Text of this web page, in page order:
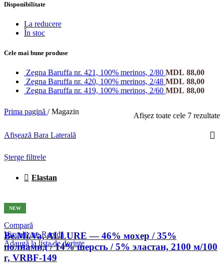
Disponibilitate
La reducere
În stoc
Cele mai bune produse
Zegna Baruffa nr. 421, 100% merinos, 2/80 MDL 88,00
Zegna Baruffa nr. 420, 100% merinos, 2/48 MDL 88,00
Zegna Baruffa nr. 419, 100% merinos, 2/60 MDL 88,00
Prima pagină / Magazin Afișez toate cele 7 rezultate
Afișează Bara Laterală
Șterge filtrele
Elastan
NEW
Compară
Vizualizare Rapidă
Adaugă la lista de dorințe
Be.Mi.Va, ALLURE — 46% мохер / 35%
полиамид / 14% шерсть / 5% эластан, 2100 м/100
г, VRBF-149